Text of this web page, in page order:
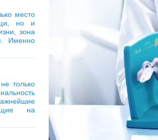
место
но и
зона
Именно
только
на